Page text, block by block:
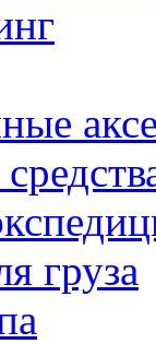
груза